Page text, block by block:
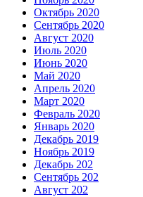
Октябрь 2020
Сентябрь 2020
Август 2020
Июль 2020
Июнь 2020
Май 2020
Апрель 2020
Март 2020
Февраль 2020
Январь 2020
Декабрь 2019
Ноябрь 2019
Декабрь 202
Сентябрь 202
Август 202